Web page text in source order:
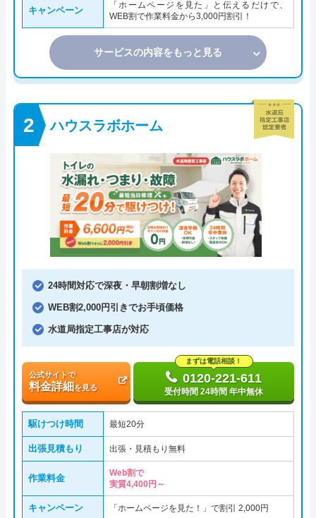
キャンペーン
「ホームページを見た」と伝えるだけで、
WEB割で作業料金から3,000円割引！
サービスの内容をもっと見る
ハウスラボホーム
24時間対応で深夜・早朝割増なし
WEB割2,000円引きでお手頃価格
水道局指定工事店が対応
公式サイトで
料金詳細を見る
まずは電話相談！
0120-221-611
受付時間 24時間 年中無休
駆けつけ時間 最短20分
出張見積もり 出張・見積もり無料
作業料金
Web割で
実質4,400円～
キャンペーン 「ホームページを見た！」で割引 2,000円